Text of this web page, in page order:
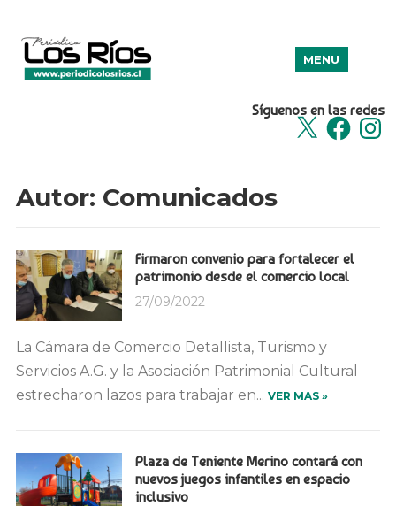
Síguenos en las redes
X Facebook
MENU
Autor: Comunicados
Firmaron convenio para fortalecer el
patrimonio desde el comercio local
27/09/2022
La Cámara de Comercio Detallista, Turismo y
Servicios A.G. y la Asociación Patrimonial Cultural
estrecharon lazos para trabajar en... VER MAS »
Plaza de Teniente Merino contará con
nuevos juegos infantiles en espacio
inclusivo